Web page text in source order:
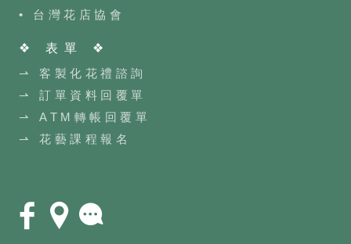
• 台灣花店協會
❖ 表單 ❖
⇀ 客製化花禮諮詢
⇀ 訂單資料回覆單
⇀ ATM轉帳回覆單
⇀ 花藝課程報名